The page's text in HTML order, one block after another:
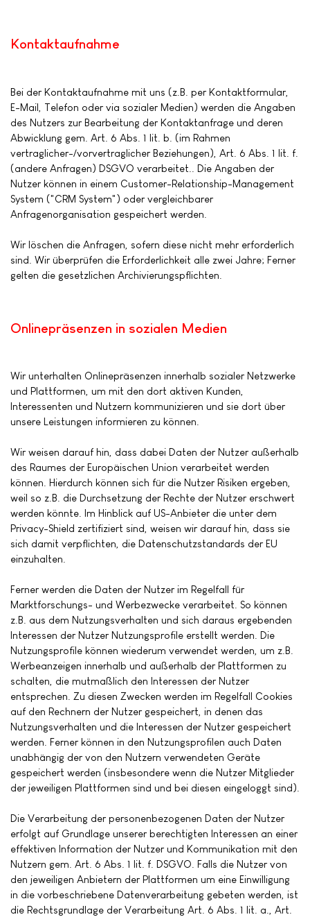
Kontaktaufnahme
Bei der Kontaktaufnahme mit uns (z.B. per Kontaktformular,
E-Mail, Telefon oder via sozialer Medien) werden die Angaben
des Nutzers zur Bearbeitung der Kontaktanfrage und deren
Abwicklung gem. Art. 6 Abs. 1 lit. b. (im Rahmen
vertraglicher-/vorvertraglicher Beziehungen), Art. 6 Abs. 1 lit. f.
(andere Anfragen) DSGVO verarbeitet.. Die Angaben der
Nutzer können in einem Customer-Relationship-Management
System ("CRM System") oder vergleichbarer
Anfragenorganisation gespeichert werden.
Wir löschen die Anfragen, sofern diese nicht mehr erforderlich
sind. Wir überprüfen die Erforderlichkeit alle zwei Jahre; Ferner
gelten die gesetzlichen Archivierungspflichten.
Onlinepräsenzen in sozialen Medien
Wir unterhalten Onlinepräsenzen innerhalb sozialer Netzwerke
und Plattformen, um mit den dort aktiven Kunden,
Interessenten und Nutzern kommunizieren und sie dort über
unsere Leistungen informieren zu können.
Wir weisen darauf hin, dass dabei Daten der Nutzer außerhalb
des Raumes der Europäischen Union verarbeitet werden
können. Hierdurch können sich für die Nutzer Risiken ergeben,
weil so z.B. die Durchsetzung der Rechte der Nutzer erschwert
werden könnte. Im Hinblick auf US-Anbieter die unter dem
Privacy-Shield zertifiziert sind, weisen wir darauf hin, dass sie
sich damit verpflichten, die Datenschutzstandards der EU
einzuhalten.
Ferner werden die Daten der Nutzer im Regelfall für
Marktforschungs- und Werbezwecke verarbeitet. So können
z.B. aus dem Nutzungsverhalten und sich daraus ergebenden
Interessen der Nutzer Nutzungsprofile erstellt werden. Die
Nutzungsprofile können wiederum verwendet werden, um z.B.
Werbeanzeigen innerhalb und außerhalb der Plattformen zu
schalten, die mutmaßlich den Interessen der Nutzer
entsprechen. Zu diesen Zwecken werden im Regelfall Cookies
auf den Rechnern der Nutzer gespeichert, in denen das
Nutzungsverhalten und die Interessen der Nutzer gespeichert
werden. Ferner können in den Nutzungsprofilen auch Daten
unabhängig der von den Nutzern verwendeten Geräte
gespeichert werden (insbesondere wenn die Nutzer Mitglieder
der jeweiligen Plattformen sind und bei diesen eingeloggt sind).
Die Verarbeitung der personenbezogenen Daten der Nutzer
erfolgt auf Grundlage unserer berechtigten Interessen an einer
effektiven Information der Nutzer und Kommunikation mit den
Nutzern gem. Art. 6 Abs. 1 lit. f. DSGVO. Falls die Nutzer von
den jeweiligen Anbietern der Plattformen um eine Einwilligung
in die vorbeschriebene Datenverarbeitung gebeten werden, ist
die Rechtsgrundlage der Verarbeitung Art. 6 Abs. 1 lit. a., Art.